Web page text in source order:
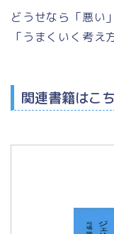
どうせなら「悪い
「うまくいく考え
関連書籍はこ